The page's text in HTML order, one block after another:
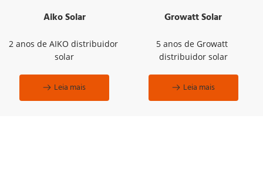
Aiko Solar
2 anos de AIKO distribuidor
solar
Leia mais
Growatt Solar
5 anos de Growatt
distribuidor solar
Leia mais